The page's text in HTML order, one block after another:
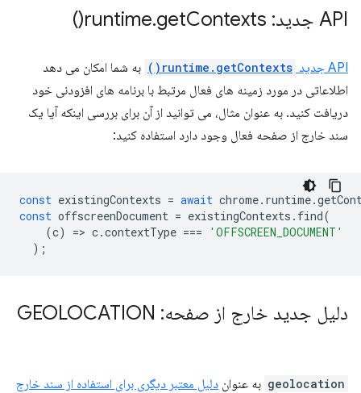
API جدید: runtime .getContexts(
)
API جدید runtime.getContexts()
به شما امکان می دهد
اطلاعاتی در مورد زمینه های فعال مرتبط با برنامه های افزودنی خود
دریافت کنید. به عنوان مثال، می توانید از آن برای بررسی اینکه آیا یک
سند خارج از صفحه فعال وجود دارد استفاده کنید:
const existingContexts = await chrome. runtime.
const offscreenDocument = existingContexts . find(
(c) => c.contextType ===
'OFFSCREEN_DOCUMENT'
);
دلیل جدید خارج از صفحه: GEOLOCATION
geolocation به عنوان دلیل معتبر دیگری برای استفاده از سند خارج